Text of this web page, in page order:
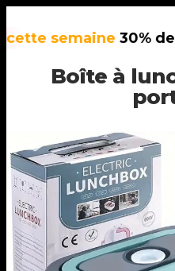
semaine30% de
Boîte à